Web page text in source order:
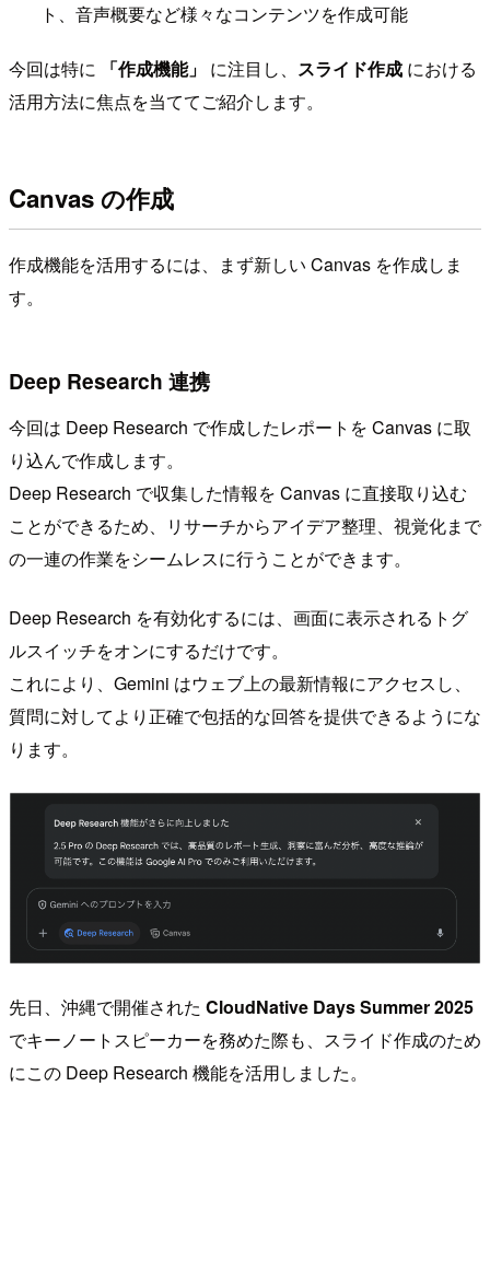
ト、音声概要など様々なコンテンツを作成可能
今回は特に 「作成機能」 に注目し、 スライド作成 における
活用方法に焦点を当ててご紹介します。
Canvas の作成
作成機能を活用するには、まず新しい Canvas を作成しま
す。
Deep Research 連携
今回は Deep Research で作成したレポートを Canvas に取
り込んで作成します。
Deep Research で収集した情報を Canvas に直接取り込む
ことができるため、リサーチからアイデア整理、視覚化まで
の一連の作業をシームレスに行うことができます。
Deep Research を有効化するには、画面に表示されるトグ
ルスイッチをオンにするだけです。
これにより、Gemini はウェブ上の最新情報にアクセスし、
質問に対してより正確で包括的な回答を提供できるようにな
ります。
先日、沖縄で開催された CloudNative Days Summer 2025
でキーノートスピーカーを務めた際も、スライド作成のため
にこの Deep Research 機能を活用しました。